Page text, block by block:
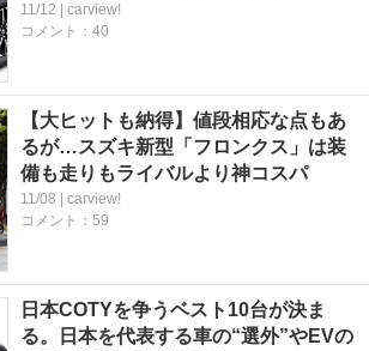
11/12 | carview!
コメント：40
【大ヒットも納得】値段相応な点もあ
るが…スズキ新型「フロンクス」は装
備も走りもライバルより神コスパ
11/08 | carview!
コメント：59
日本COTYを争うベスト10台が決ま
る。日本を代表する車の“選外”やEVの